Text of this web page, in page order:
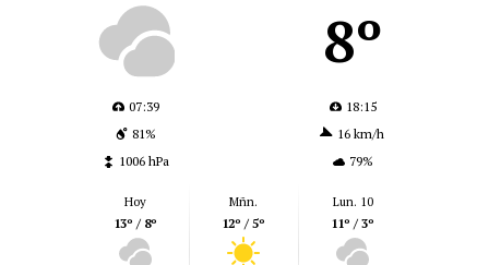
8º
07:39
18:15
81%
16 km/h
1006 hPa
79%
Hoy
13º / 8º
Mñn.
12º / 5º
Lun. 10
11º / 3º